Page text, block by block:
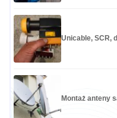
Unicable, SCR,
Montaż anteny